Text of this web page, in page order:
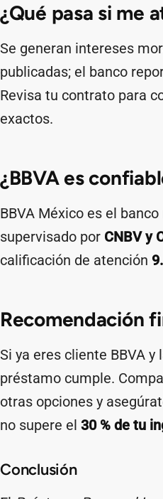
¿Qué pasa si me
Se generan intereses
publicadas; el banco
Revisa tu contrato para
exactos.
¿BBVA es
BBVA México es el
supervisado por CNBV y
calificación de atención
Recomendación
Si ya eres cliente BBVA
préstamo cumple.
otras opciones y
no supere el 30 % de tu
Conclusión